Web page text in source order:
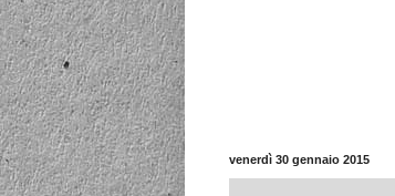
venerdì 30 gennaio 2015